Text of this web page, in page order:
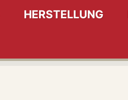
HERSTELLUNG